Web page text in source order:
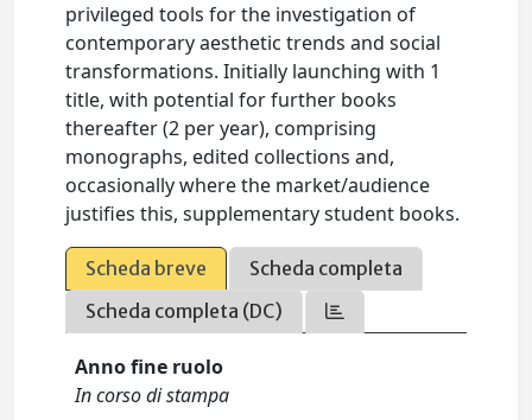
privileged tools for the investigation of
contemporary aesthetic trends and social
transformations. Initially launching with 1
title, with potential for further books
thereafter (2 per year), comprising
monographs, edited collections and,
occasionally where the market/audience
justifies this, supplementary student books.
Scheda breve
Scheda completa
Scheda completa (DC)
Anno fine ruolo
In corso di stampa